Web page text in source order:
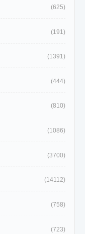
(625)
(191)
(1391)
(444)
(810)
(1086)
(3700)
(14112)
(758)
(723)